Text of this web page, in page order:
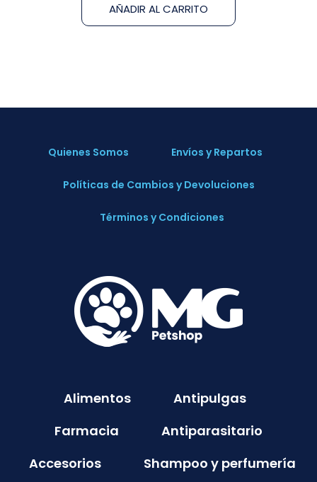
AÑADIR AL CARRITO
Quienes Somos Envíos y Repartos
Políticas de Cambios y Devoluciones
Términos y Condiciones
Alimentos
Antipulgas
Farmacia
Antiparasitario
Accesorios
Shampoo y perfumería